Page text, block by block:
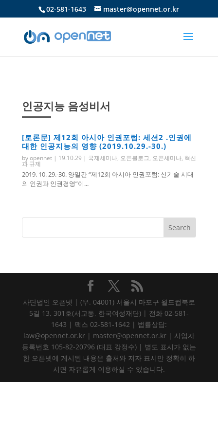
02-581-1643 master@opennet.or.kr
인공지능 음성비서
[토론문] 제12회 아시아 인권포럼: 세션2 .인권에
대한 인공지능의 영향 (2019.10.29.-30.)
byopennet| 19.10.29 | 국제세미나, 오픈블로그, 오픈세미나, 혁신
과 규제
2019. 10. 29.-30. 양일간 “제12회 아시아 인권포럼: 신기술 시대
의 인권과 인권경영”이...
사단법인 오픈넷 | (우. 04001) 서울시 마포구 월드컵북로
5길 13, 301호(서교동, 한국여성재단) | 전화 02-581-
1643 | 팩스 02-581-1642 | 법률상담:
law@opennet.or.kr | master@opennet.or.kr | 사업자
등록번호 105-82-20796 (대표 강정수) | 별도 표시가 없는
한 오픈넷에 게시된 내용은 출처와 저자 표시만 정확히 하
시면 자유롭게 이용하실 수 있습니다.